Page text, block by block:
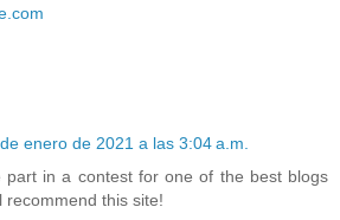
enero de 2021 a las 3:04 a.m.
part in a contest for one of the best blogs
recommend this site!